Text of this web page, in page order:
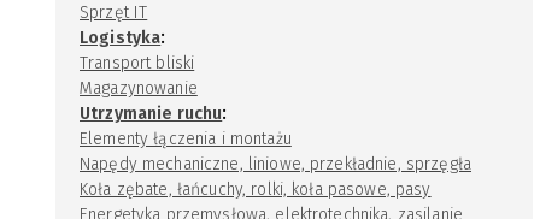
Sprzęt IT
Logistyka:
Transport bliski
Magazynowanie
Utrzymanie ruchu:
Elementy łączenia i montażu
Napędy mechaniczne, liniowe, przekładnie, sprzęgła
Koła zębate, łańcuchy, rolki, koła pasowe, pasy
Energetyka przemysłowa, elektrotechnika, zasilanie